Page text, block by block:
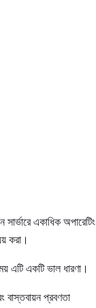
একাধিক অপারেটিং
করা।
এটি একটি ভাল ধারণা।
বাস্তবায়ন প্রবণতা